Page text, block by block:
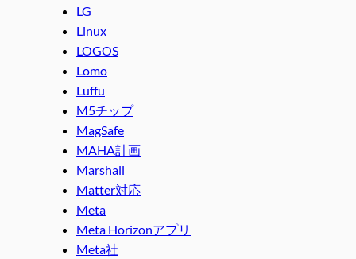
LG
Linux
LOGOS
Lomo
Luffu
M5チップ
MagSafe
MAHA計画
Marshall
Matter対応
Meta
Meta Horizonアプリ
Meta社